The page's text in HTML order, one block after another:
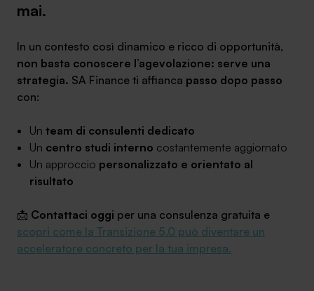
mai.
In un contesto così dinamico e ricco di opportunità,
non basta conoscere l’agevolazione: serve una
strategia. SA Finance ti affianca passo dopo passo
con:
Un team di consulenti dedicato
Un centro studi interno costantemente aggiornato
Un approccio personalizzato e orientato al
risultato
📩 Contattaci oggi per una consulenza gratuita e
scopri come la Transizione 5.0 può diventare un
acceleratore concreto per la tua impresa.